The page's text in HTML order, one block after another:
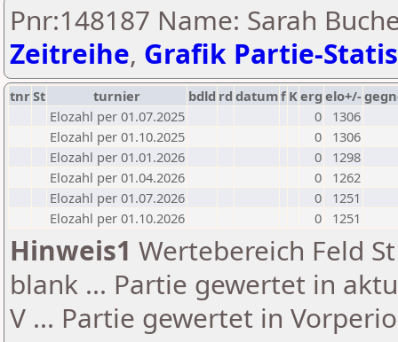
Pnr:148187 Name: Sarah
Zeitreihe, Grafik Partie-
tnrSt turnier bdld rd datumf Kerg elo+/-
Elozahl per 01.07.2025
0
1306
Elozahl per 01.10.2025
0
1306
Elozahl per 01.01.2026
0
1298
Elozahl per 01.04.2026
0
1262
Elozahl per 01.07.2026
0
1251
Elozahl per 01.10.2026
0 1251
Hinweis1 Wertebereich Feld
blank ... Partie gewertet in
V ... Partie gewertet in